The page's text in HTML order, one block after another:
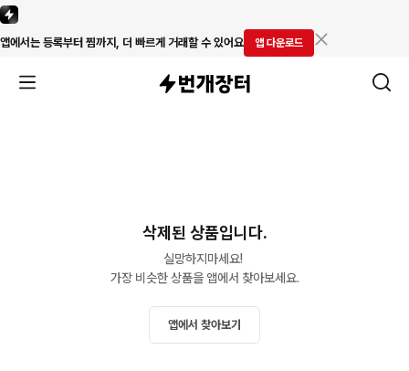
앱에서는 등록부터 찜까지, 더 빠르게 거래할 수 있어요 앱 다운로드
삭제된 상품입니다.
실망하지마세요!
가장 비슷한 상품을 앱에서 찾아보세요.
앱에서 찾아보기